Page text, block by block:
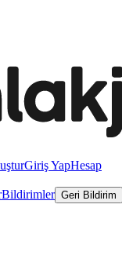
Giriş YapHesap
Bildirimler Geri Bildirim